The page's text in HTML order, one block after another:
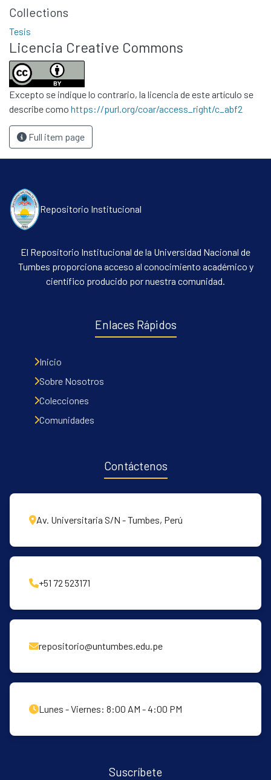
Collections
Tesis
Licencia Creative Commons
Excepto se indique lo contrario, la licencia de este artículo se
describe como https://purl.org/coar/access_right/c_abf2
Full item page
Repositorio Institucional
El Repositorio Institucional de la Universidad Nacional de
Tumbes proporciona acceso al conocimiento académico y
científico producido por nuestra comunidad.
Enlaces Rápidos
Inicio
Sobre Nosotros
Colecciones
Comunidades
Contáctenos
Av. Universitaria S/N - Tumbes, Perú
+51 72 523171
repositorio@untumbes.edu.pe
Lunes - Viernes: 8:00 AM - 4:00 PM
Suscríbete